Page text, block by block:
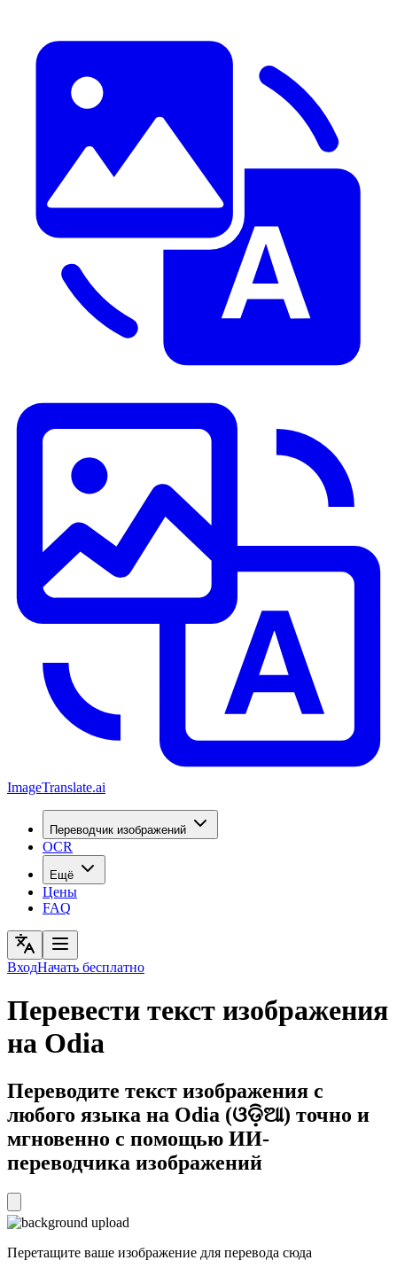
ImageTranslate.ai
Переводчик изображений
OCR
Ещё
Цены
FAQ
ВходНачать бесплатно
Перевести текст изображения
на Odia
Переводите текст изображения с
любого языка на Odia (ଓଡ଼ିଆ) точно и
мгновенно с помощью ИИ-
переводчика изображений
Перетащите ваше изображение для перевода сюда